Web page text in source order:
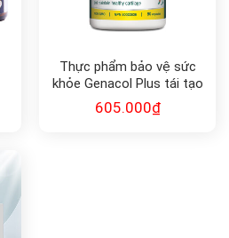
Thực phẩm bảo vệ sức
khỏe Genacol Plus tái tạo
sụn khớp (90v)
605.000₫